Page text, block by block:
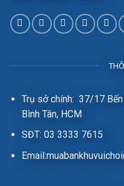
Trụ sở chính: 37/17
Bình Tân, HCM
SĐT: 03 3333 7615